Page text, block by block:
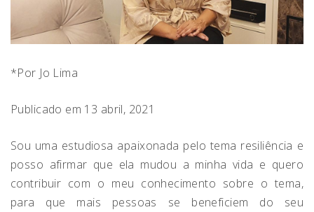
*Por Jo Lima
Publicado em 13 abril, 2021
Sou uma estudiosa apaixonada pelo tema resiliência e
posso afirmar que ela mudou a minha vida e quero
contribuir com o meu conhecimento sobre o tema,
para que mais pessoas se beneficiem do seu